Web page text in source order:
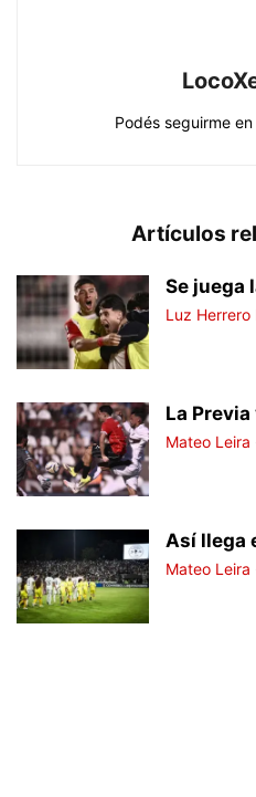
Podés seguirme en
Artículos
Se juega
Luz Herrero
La
Mateo Leira
Así llega
Mateo Leira